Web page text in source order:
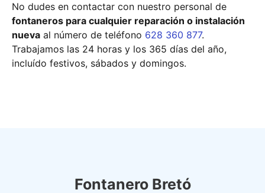
No dudes en contactar con nuestro personal de
fontaneros para cualquier reparación o instalación
nueva al número de teléfono 628 360 877.
Trabajamos las 24 horas y los 365 días del año,
incluído festivos, sábados y domingos.
Fontanero Bretó